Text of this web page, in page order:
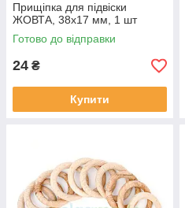
Прищіпка для підвіски
ЖОВТА, 38х17 мм, 1 шт
Готово до відправки
24 ₴
Купити